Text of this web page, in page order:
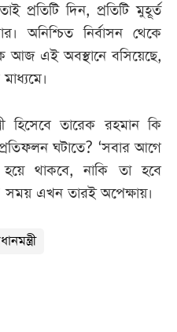
প্রতিটি দিন, প্রতিটি মুহূর্ত
অনিশ্চিত নির্বাসন থেকে
আজ এই অবস্থানে বসিয়েছে,
হিসেবে তারেক রহমান কি
ঘটাতে? ‘সবার আগে
থাকবে, নাকি তা হবে
সময় এখন তারই অপেক্ষায়।